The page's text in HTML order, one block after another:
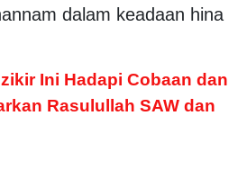
dalam keadaan hina
Ini Hadapi Cobaan dan
Rasulullah SAW dan